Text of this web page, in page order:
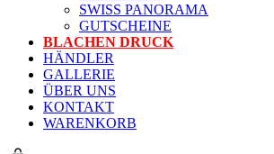
SWISS PANORAMA
GUTSCHEINE
BLACHEN DRUCK
HÄNDLER
GALLERIE
ÜBER UNS
KONTAKT
WARENKORB